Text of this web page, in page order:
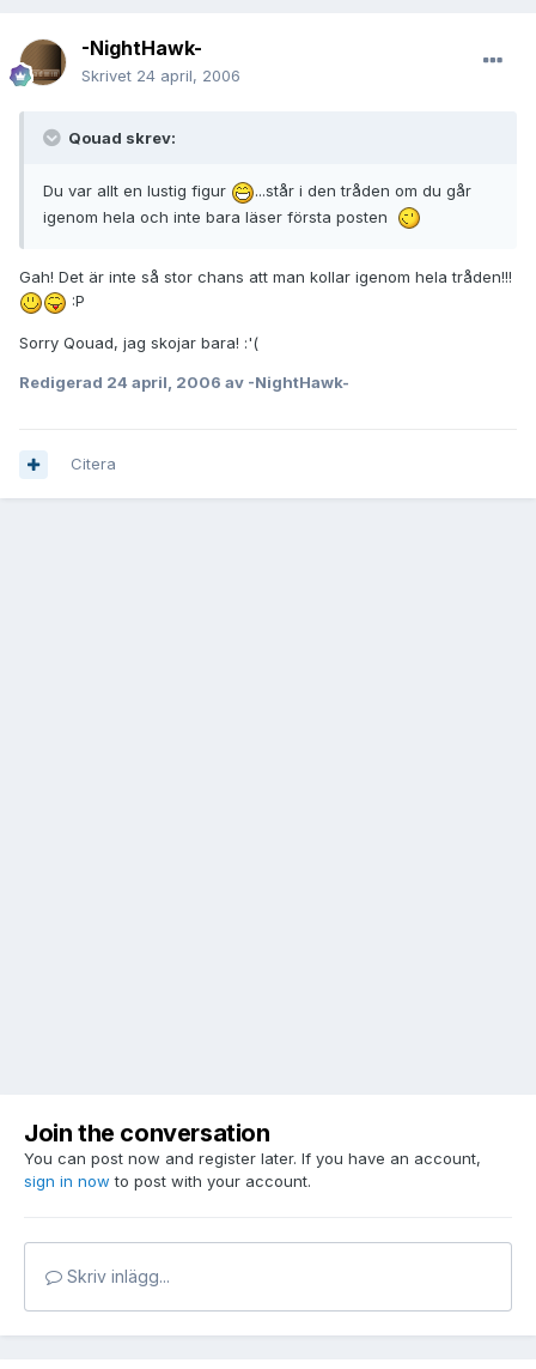
-NightHawk-
Skrivet 24 april, 2006
Qouad skrev:
Du var allt en lustig figur
...står i den tråden om du går
igenom hela och inte bara läser första posten
Gah! Det är inte så stor chans att man kollar igenom hela tråden!!!
:P
Sorry Qouad, jag skojar bara! :'(
Redigerad 24 april, 2006 av -NightHawk-
Citera
Join the conversation
You can post now and register later. If you have an account,
sign in now to post with your account.
Skriv inlägg...